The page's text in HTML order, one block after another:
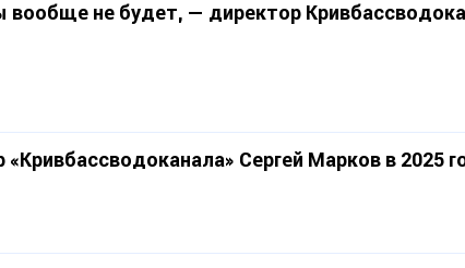
не будет, — директор
Сергей Марков в 2025